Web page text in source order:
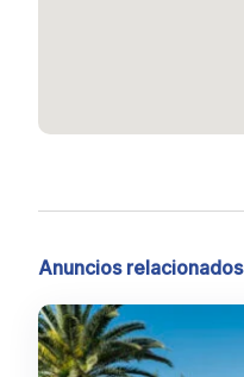
Anuncios relacionados